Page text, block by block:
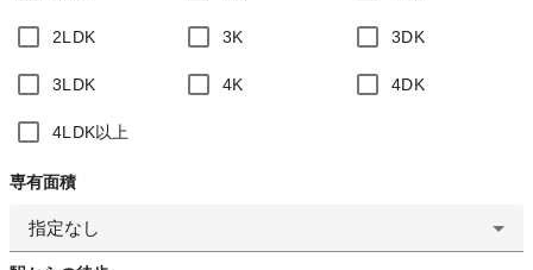
2LDK 3K 3DK
3LDK 4K 4DK
4LDK以上
専有面積
指定なし